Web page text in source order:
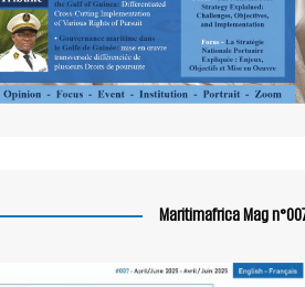
Maritimafrica Mag